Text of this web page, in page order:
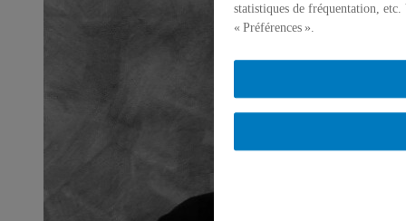
statistiques de fréquentation,
« Préférences ».